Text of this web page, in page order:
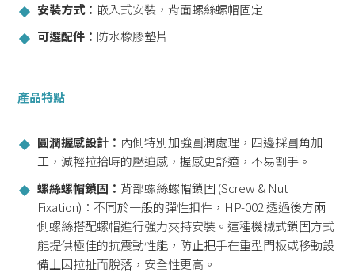
安裝方式：嵌入式安裝，背面螺絲螺帽固定
可選配件： 防水橡膠墊片
產品特點
圓潤握感設計： 內側特別加強圓潤處理，四邊採圓角加
工，減輕拉抬時的壓迫感，握感更舒適，不易割手。
螺絲螺帽鎖固： 背部螺絲螺帽鎖固 (Screw & Nut
Fixation)：不同於一般的彈性扣件，HP-002 透過後方兩
側螺絲搭配螺帽進行強力夾持安裝。這種機械式鎖固方式
能提供極佳的抗震動性能，防止把手在重型門板或移動設
備上因拉扯而脫落，安全性更高。